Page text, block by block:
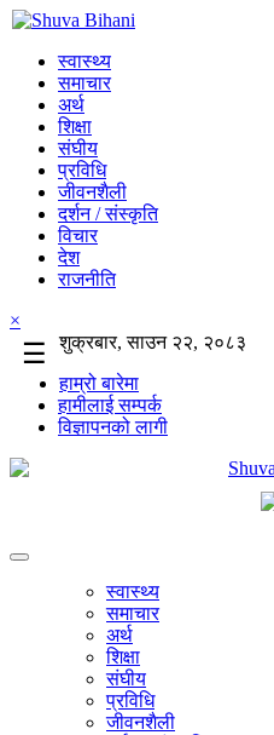
स्वास्थ्य
समाचार
अर्थ
शिक्षा
संघीय
प्रविधि
जीवनशैली
दर्शन / संस्कृति
विचार
देश
राजनीति
×
☰
शुक्रबार, साउन २२, २०८३
हाम्रो बारेमा
हामीलाई सम्पर्क
विज्ञापनको लागी
स्वास्थ्य
समाचार
अर्थ
शिक्षा
संघीय
प्रविधि
जीवनशैली